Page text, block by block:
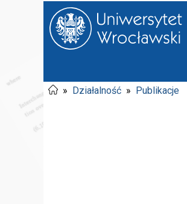
» Działalność » Publikacje